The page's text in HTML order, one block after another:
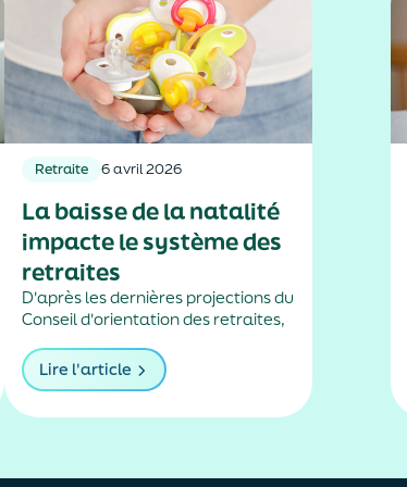
Retraite 6 avril 2026
La baisse de la natalité
impacte le système des
retraites
D'après les dernières projections du
Conseil d'orientation des retraites,
femme risque de creuser le déficit
des régimes français des retraites.
Lire l'article